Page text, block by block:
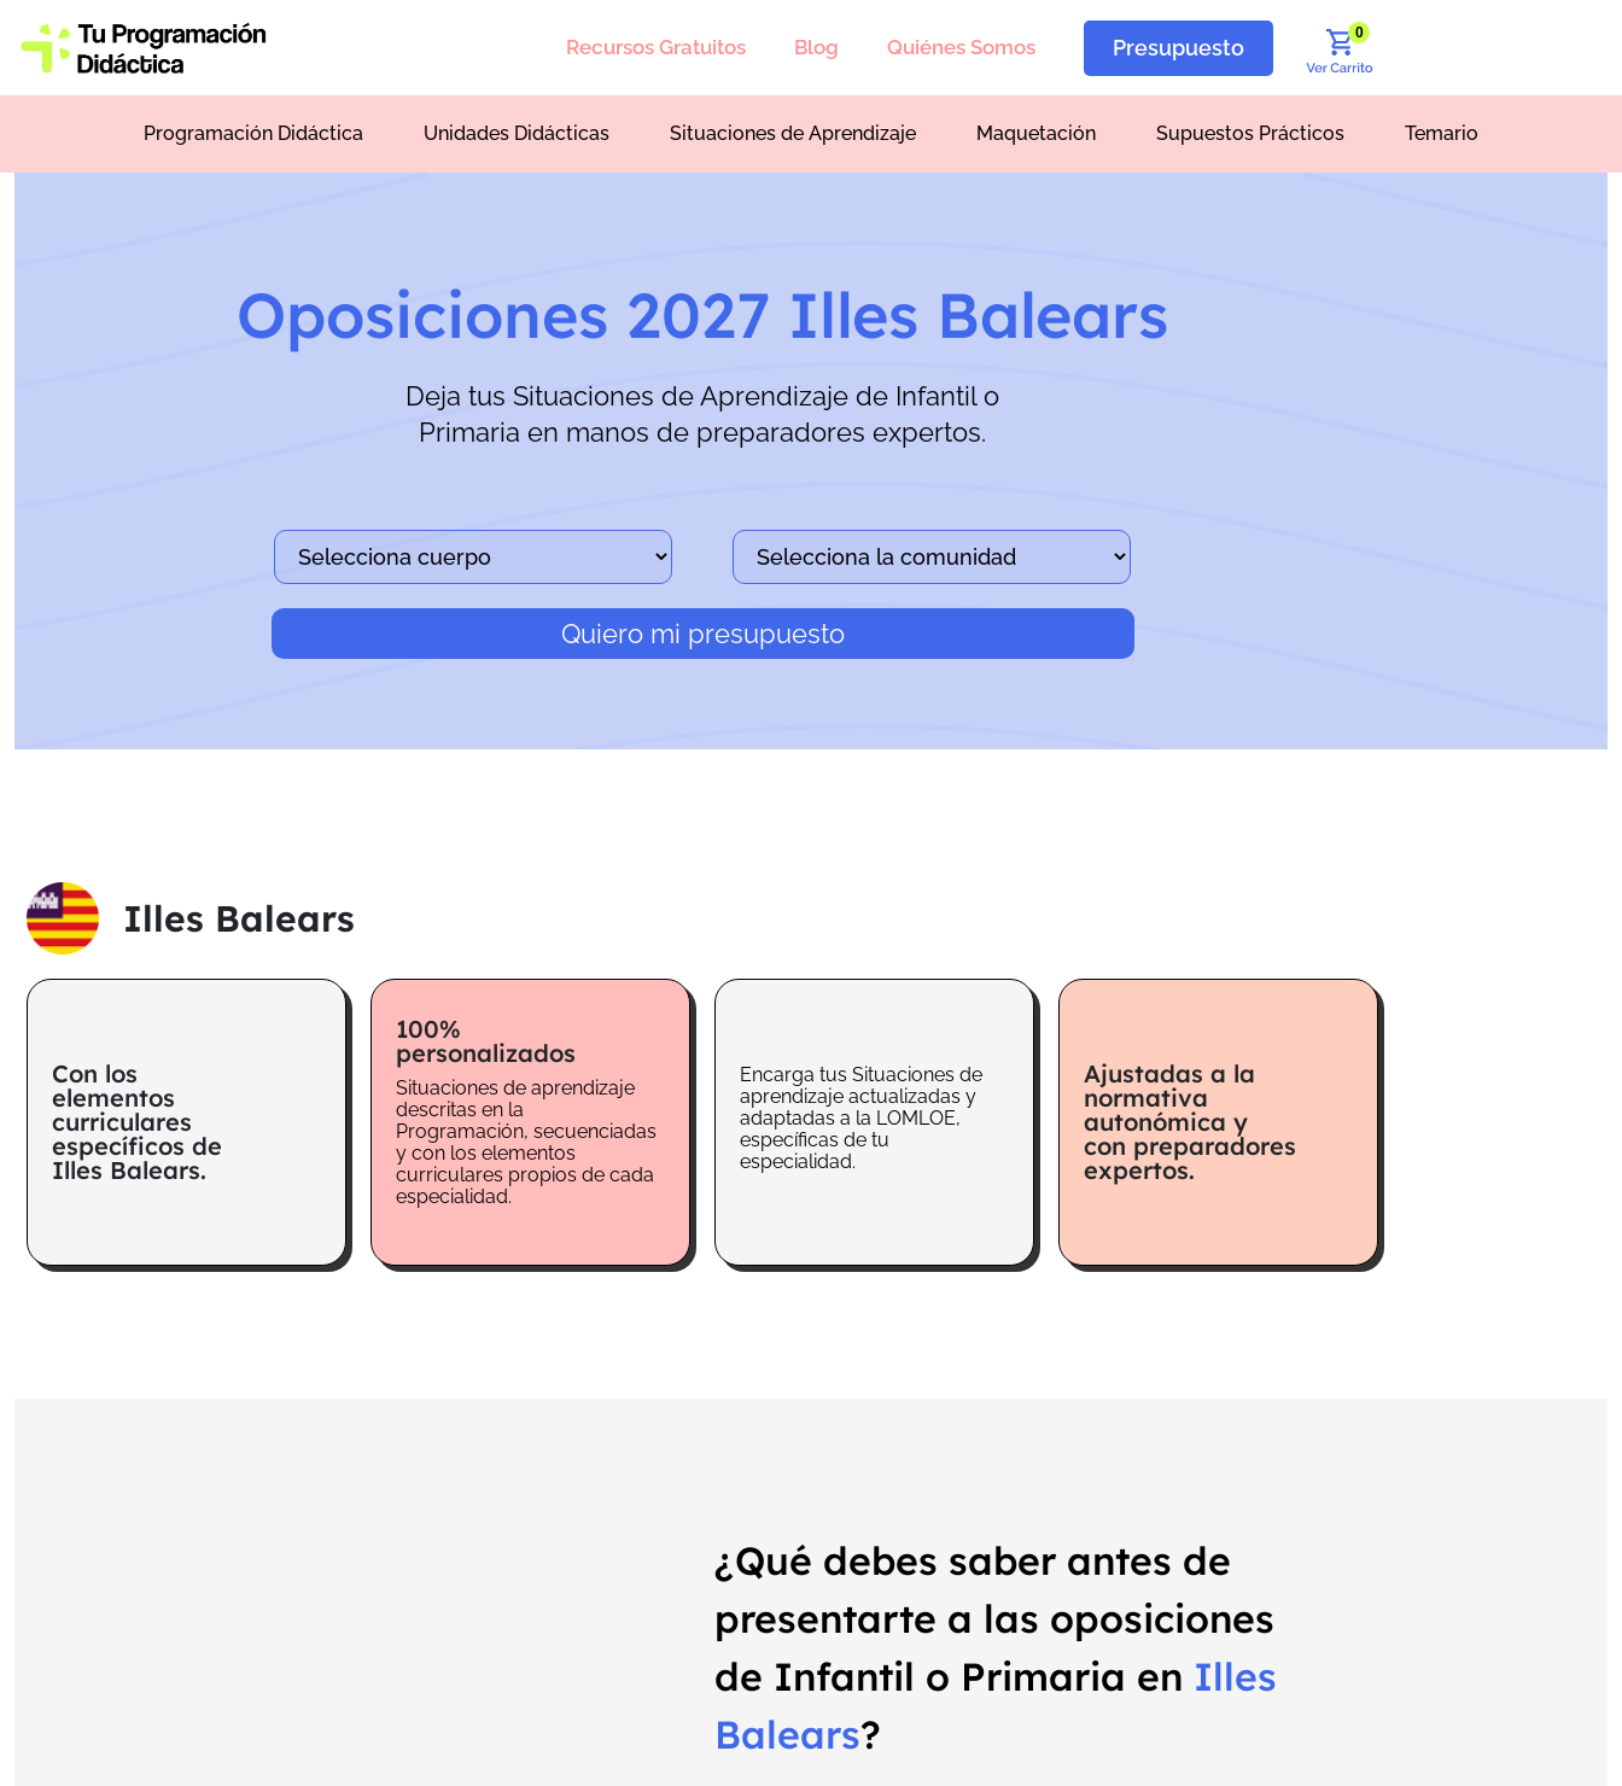
Recursos Gratuitos Blog Quiénes Somos Presupuesto
0
Programación Didáctica Unidades Didácticas Situaciones de Aprendizaje Maquetación Supuestos Prácticos Temario
Oposiciones 2027 Illes Balears
Deja tus Situaciones de Aprendizaje de Infantil o
Primaria en manos de preparadores expertos.
Quiero mi presupuesto
Illes Balears
Con los
elementos
curriculares
específicos de
Illes Balears.
100%
personalizados
Situaciones de aprendizaje
descritas en la
Programación, secuenciadas
y con los elementos
curriculares propios de cada
especialidad.
Encarga tus Situaciones de
aprendizaje actualizadas y
adaptadas a la LOMLOE,
específicas de tu
especialidad.
Ajustadas a la
normativa
autonómica y
con preparadores
expertos.
¿Qué debes saber antes de
presentarte a las oposiciones
de Infantil o Primaria en Illes
Balears?